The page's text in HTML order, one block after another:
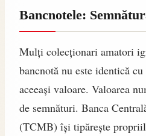
Bancnotele:
Mulți colecționari amatori
bancnotă nu este identică
aceeași valoare. Valoarea
de semnături. Banca
(TCMB) își tipărește